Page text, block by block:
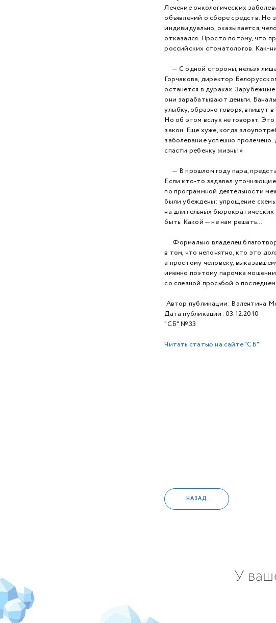
Лечение онкологических
объявлений о сборе средств. Но
индивидуально, оказывается,
отказался. Просто потому, что
российских стоматологов. Как-
— С одной стороны, нельзя
Горчакова, директор
останется в дураках.
они зарабатывают деньги.
улыбку, образно говоря, впишут
Но об этом вслух не говорят.
закон. Еще хуже, когда
заболевание успешно
спасти ребенку жизнь!»
— В прошлом году пара,
Если кто-то задавал
по программной деятельности
были убеждены: упрощение
на длительных
быть. Какой — не нам решать…
Формально владелец
в том, что непонятно, кто это
а простому человеку,
именно поэтому парочка
со слезной просьбой о
Автор публикации:
Дата публикации: 03.12.2010
"СБ" №33
Читать статью на сайте "СБ"
НАЗАД
У